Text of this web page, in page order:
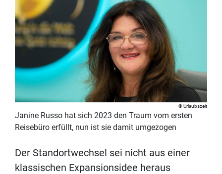
Urlaubszeit
Janine Russo hat sich 2023 den Traum vom ersten
Reisebüro erfüllt, nun ist sie damit umgezogen
Der Standortwechsel sei nicht aus einer
klassischen Expansionsidee heraus